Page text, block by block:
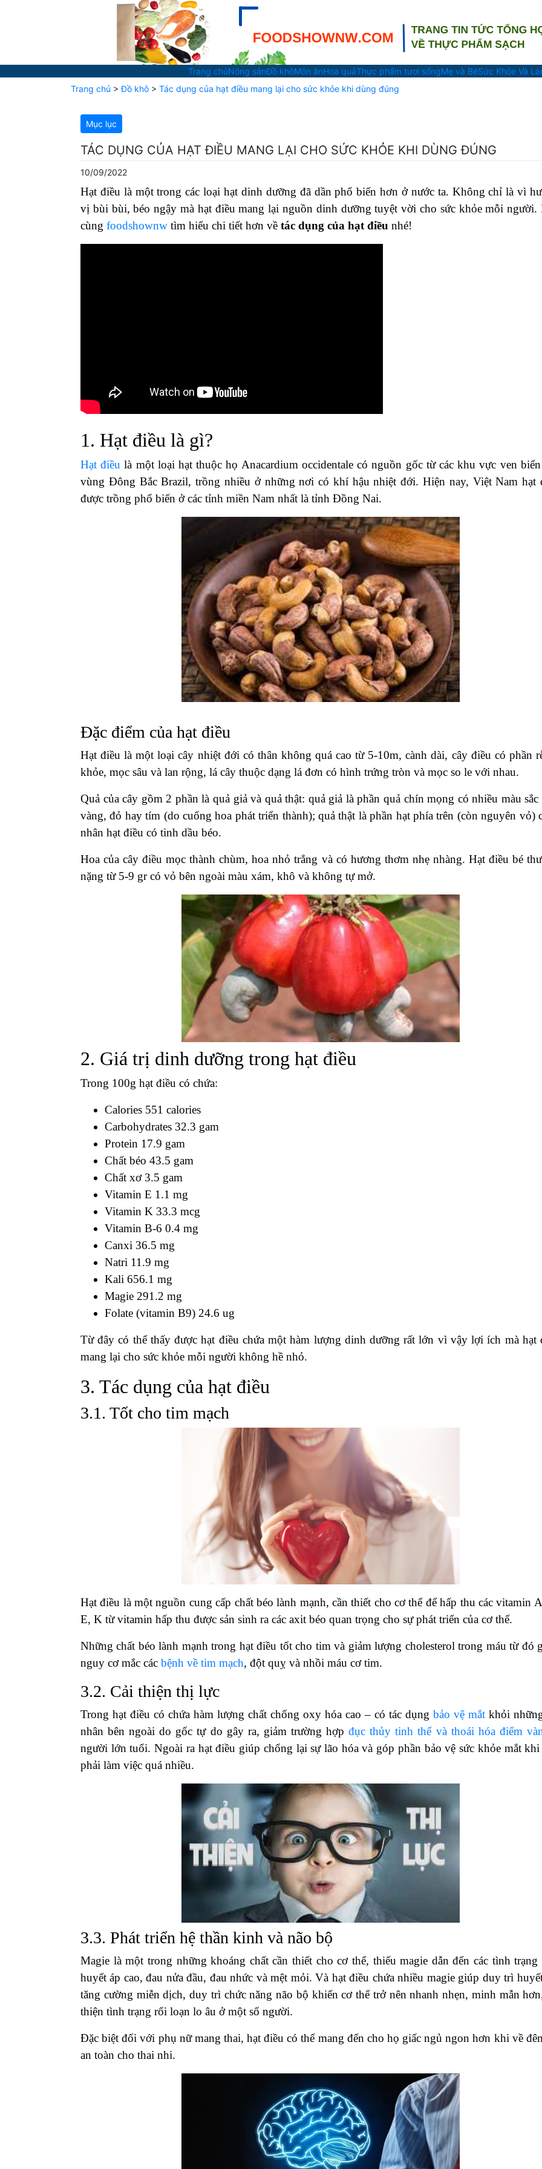
Trang chủNông sảnĐồ khôMón ănHoa quảThực phẩm tươi sốngMẹ và BéSức Khỏe Và
Trang chủ >Đồ khô > Tác dụng của hạt điều mang lại cho sức khỏe khi dùng đúng
Mục lục
TÁC DỤNG CỦA HẠT ĐIỀU MANG LẠI CHO SỨC KHỎE KHI DÙNG ĐÚNG
10/09/2022
Hạt điều là một trong các loại hạt dinh dưỡng đã dần phổ biến hơn ở nước ta. Không chỉ là vì
vị bùi bùi, béo ngậy mà hạt điều mang lại nguồn dinh dưỡng tuyệt vời cho sức khỏe mỗi người.
cùng foodshownw tìm hiểu chi tiết hơn về tác dụng của hạt điều nhé!
1. Hạt điều là gì?
Hạt điều là một loại hạt thuộc họ Anacardium occidentale có nguồn gốc từ các khu vực ven
vùng Đông Bắc Brazil, trồng nhiều ở những nơi có khí hậu nhiệt đới. Hiện nay, Việt Nam hạt
được trồng phổ biến ở các tỉnh miền Nam nhất là tỉnh Đồng Nai.
Đặc điểm của hạt điều
Hạt điều là một loại cây nhiệt đới có thân không quá cao từ 5-10m, cành dài, cây điều có phần
khỏe, mọc sâu và lan rộng, lá cây thuộc dạng lá đơn có hình trứng tròn và mọc so le với nhau.
Quả của cây gồm 2 phần là quả giả và quả thật: quả giả là phần quả chín mọng có nhiều màu sắc
vàng, đỏ hay tím (do cuống hoa phát triển thành); quả thật là phần hạt phía trên (còn nguyên vỏ)
nhân hạt điều có tinh dầu béo.
Hoa của cây điều mọc thành chùm, hoa nhỏ trắng và có hương thơm nhẹ nhàng. Hạt điều bé
nặng từ 5-9 gr có vỏ bên ngoài màu xám, khô và không tự mở.
2. Giá trị dinh dưỡng trong hạt điều
Trong 100g hạt điều có chứa:
Calories 551 calories
Carbohydrates 32.3 gam
Protein 17.9 gam
Chất béo 43.5 gam
Chất xơ 3.5 gam
Vitamin E 1.1 mg
Vitamin K 33.3 mcg
Vitamin B-6 0.4 mg
Canxi 36.5 mg
Natri 11.9 mg
Kali 656.1 mg
Magie 291.2 mg
Folate (vitamin B9) 24.6 ug
Từ đây có thể thấy được hạt điều chứa một hàm lượng dinh dưỡng rất lớn vì vậy lợi ích mà hạt
mang lại cho sức khỏe mỗi người không hề nhỏ.
3. Tác dụng của hạt điều
3.1. Tốt cho tim mạch
Hạt điều là một nguồn cung cấp chất béo lành mạnh, cần thiết cho cơ thể để hấp thu các vitamin
E, K từ vitamin hấp thu được sản sinh ra các axit béo quan trọng cho sự phát triển của cơ thể.
Những chất béo lành mạnh trong hạt điều tốt cho tim và giảm lượng cholesterol trong máu từ đó
nguy cơ mắc các bệnh về tim mạch, đột quỵ và nhồi máu cơ tim.
3.2. Cải thiện thị lực
Trong hạt điều có chứa hàm lượng chất chống oxy hóa cao – có tác dụng bảo vệ mắt khỏi
nhân bên ngoài do gốc tự do gây ra, giảm trường hợpđục thủy tinh thể và thoái hóa điểm
người lớn tuổi. Ngoài ra hạt điều giúp chống lại sự lão hóa và góp phần bảo vệ sức khỏe mắt khi
phải làm việc quá nhiều.
3.3. Phát triển hệ thần kinh và não bộ
Magie là một trong những khoáng chất cần thiết cho cơ thể, thiếu magie dẫn đến các tình trạng
huyết áp cao, đau nửa đầu, đau nhức và mệt mỏi. Và hạt điều chứa nhiều magie giúp duy trì
tăng cường miễn dịch, duy trì chức năng não bộ khiến cơ thể trở nên nhanh nhẹn, minh mẫn
thiện tình trạng rối loạn lo âu ở một số người.
Đặc biệt đối với phụ nữ mang thai, hạt điều có thể mang đến cho họ giấc ngủ ngon hơn khi về
an toàn cho thai nhi.